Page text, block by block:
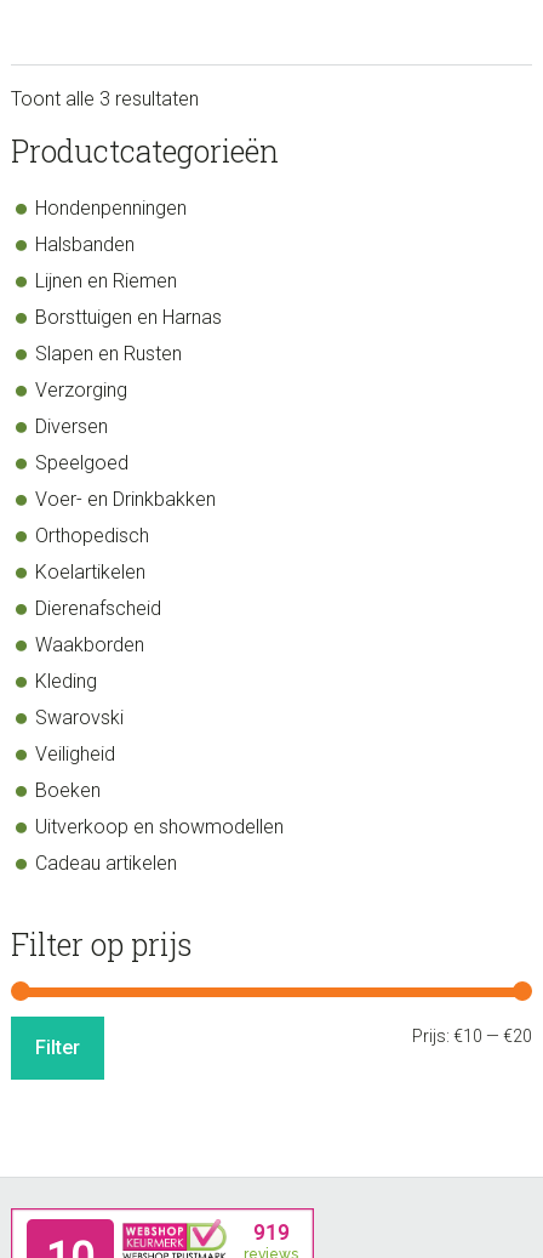
Toont alle 3 resultaten
sidebar
Store
Productcategorieën
Hondenpenningen
Halsbanden
Lijnen en Riemen
Borsttuigen en Harnas
Slapen en Rusten
Verzorging
Diversen
Speelgoed
Voer- en Drinkbakken
Orthopedisch
Koelartikelen
Dierenafscheid
Waakborden
Kleding
Swarovski
Veiligheid
Boeken
Uitverkoop en showmodellen
Cadeau artikelen
Filter op prijs
Filter Prijs:€10 —€20
Footer